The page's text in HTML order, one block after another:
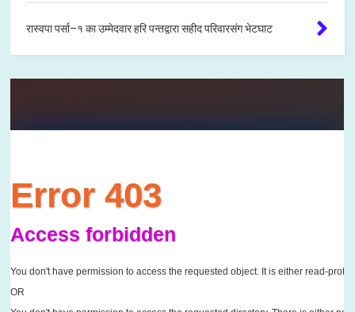
रास्वपा पर्सा–१ का उम्मेदवार हरि पन्तद्वारा सहीद परिवारसंग भेटघाट